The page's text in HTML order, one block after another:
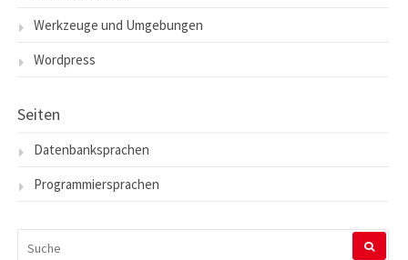
Werkzeuge und Umgebungen
Wordpress
Seiten
Datenbanksprachen
Programmiersprachen